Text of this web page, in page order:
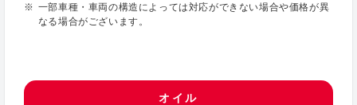
一部車種・車両の構造によっては対応ができない場合や価格が異
なる場合がございます。
オイル